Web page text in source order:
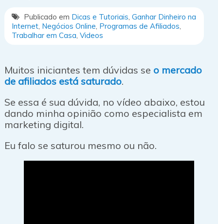
Publicado em Dicas e Tutoriais Ganhar Dinheiro na
Internet, Negócios Online Programas de Afiliados
Trabalhar em Casa Videos
Muitos iniciantes tem dúvidas se o mercado
de afiliados está saturado.
Se essa é sua dúvida, no vídeo abaixo, estou
dando minha opinião como especialista em
marketing digital.
Eu falo se saturou mesmo ou não.